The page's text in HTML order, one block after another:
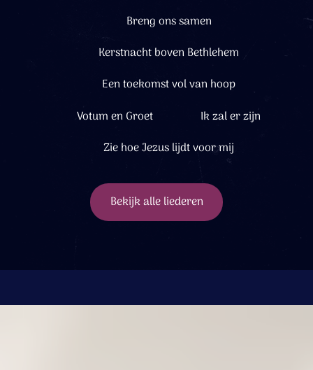
Breng ons samen
Kerstnacht boven Bethlehem
Een toekomst vol van hoop
Votum en Groet
Ik zal er zijn
Zie hoe Jezus lijdt voor mij
Bekijk alle liederen